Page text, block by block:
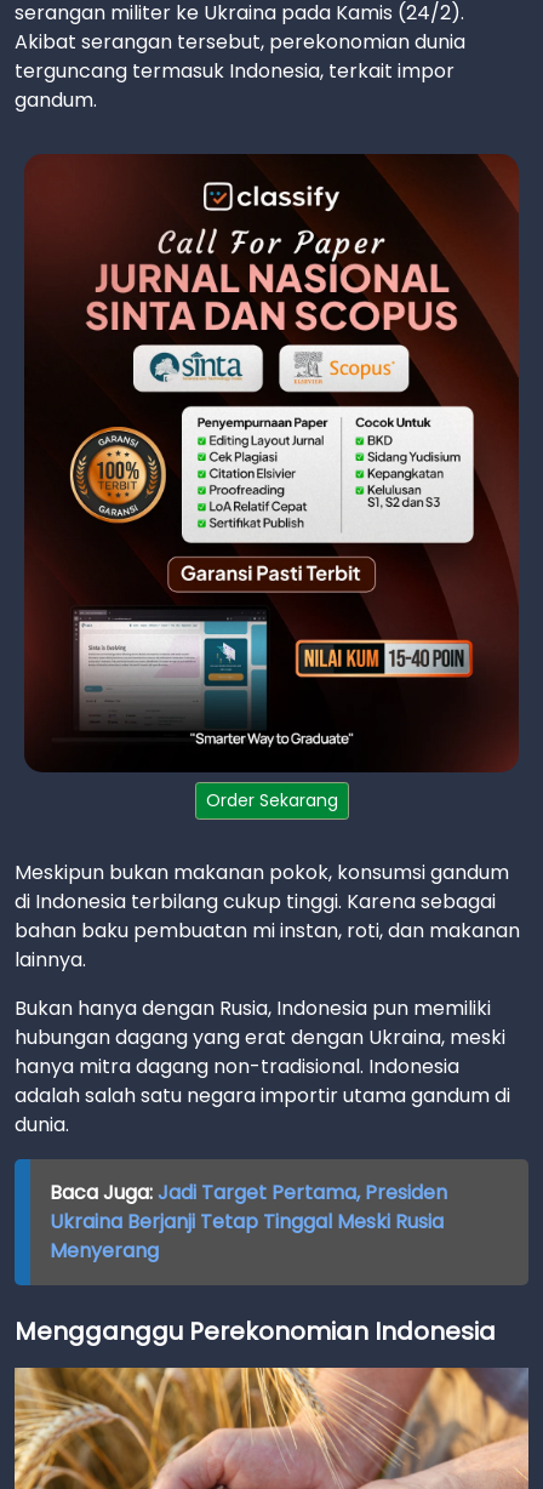
serangan militer ke Ukraina pada Kamis (24/2).
Akibat serangan tersebut, perekonomian dunia
terguncang termasuk Indonesia, terkait impor
gandum.
Order Sekarang
Meskipun bukan makanan pokok, konsumsi gandum
di Indonesia terbilang cukup tinggi. Karena sebagai
bahan baku pembuatan mi instan, roti, dan makanan
lainnya.
Bukan hanya dengan Rusia, Indonesia pun memiliki
hubungan dagang yang erat dengan Ukraina, meski
hanya mitra dagang non-tradisional. Indonesia
adalah salah satu negara importir utama gandum di
dunia.
Baca Juga:Jadi Target Pertama, Presiden
Ukraina Berjanji Tetap Tinggal Meski Rusia
Menyerang
Mengganggu Perekonomian Indonesia